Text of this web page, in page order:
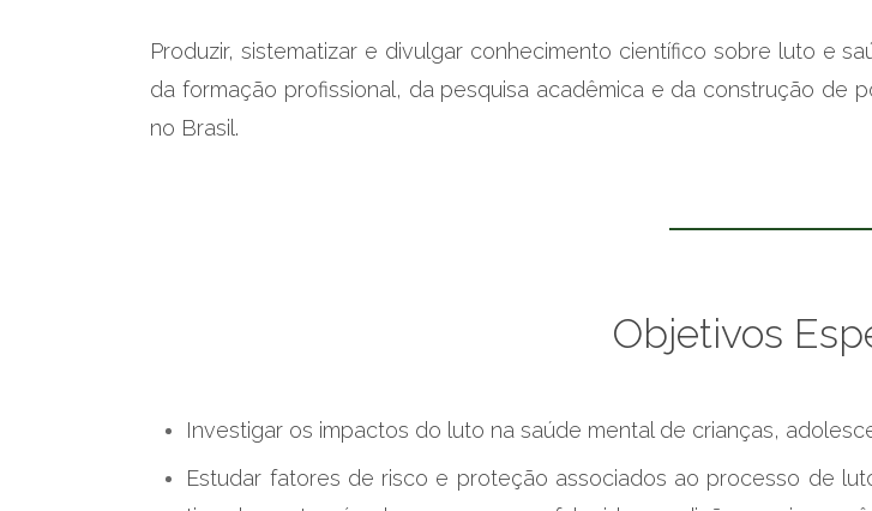
Produzir, sistematizar e divulgar conhecimento científico sobre luto e
da formação profissional, da pesquisa acadêmica e da construção de
no Brasil.
Objetivos
Investigar os impactos do luto na saúde mental de crianças,
Estudar fatores de risco e proteção associados ao processo de